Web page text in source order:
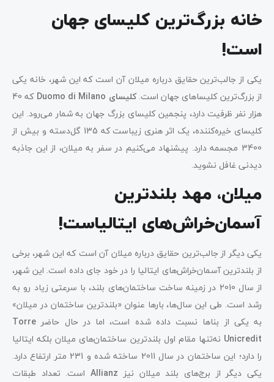
خانه بزرگ‌ترین کلیسای جهان
است!
یکی از جالب‌ترین حقایق درباره میلان آن است که این شهر، خانه یکی
از بزرگ‌ترین کلیساهای جهان است.کلیسای Duomo di Milano
که 40
هزار نفر ظرفیت دارد، پنجمین کلیسای بزرگ جهان به شمار می‌رود. این
کلیسای خیره‌کننده، یک اثر هنری زیباست که 135 گل‌دسته و بیش از
3400 مجسمه دارد. پیشنهاد می‌کنیم در سفر به میلان، از این جاذبه
دیدنی غافل نشوید.
میلان، مهد بلندترین
آسمان‌خراش‌های ایتالیاست!
یکی دیگر از جالب‌ترین حقایق درباره میلان آن است که این شهر، برخی
از بلندترین آسمان‌خراش‌های ایتالیا را در خود جای داده است. این شهر،
از سال 2010 در زمینه ساخت ساختمان‌های بلند، با سرعتی زیاد رو به
رشد است. طی این سال‌ها، بارها عنوان «بلندترین ساختمان در میلان»
به یکی از بناها نسبت داده شده است، اما در حال حاضر Torre
Unicredit نه‌تنها مقام اول بلندترین ساختمان‌های میلان بلکه ایتالیا
را دارد؛ این ساختمان در سال 2011 ساخته شده و 231 متر ارتفاع دارد.
یکی دیگر از برج‌های بلند میلان نیز Allianzاست. تعداد طبقات